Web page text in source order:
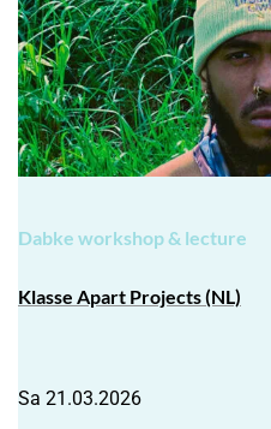
Dabke workshop & lecture
Klasse Apart Projects(NL)
Sa 21.03.2026